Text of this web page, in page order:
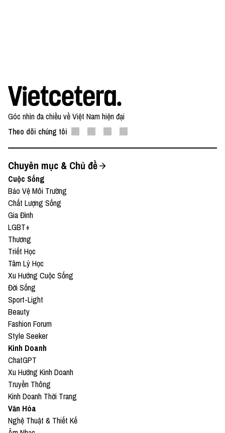
Góc nhìn đa chiều về Việt Nam hiện đại
Theo dõi chúng tôi
Chuyên mục & Chủ đề
Cuộc Sống
Bảo Vệ Môi Trường
Chất Lượng Sống
Gia Đình
LGBT+
Thương
Triết Học
Tâm Lý Học
Xu Hướng Cuộc Sống
Đời Sống
Sport-Light
Beauty
Fashion Forum
Style Seeker
Kinh Doanh
ChatGPT
Xu Hướng Kinh Doanh
Truyền Thông
Kinh Doanh Thời Trang
Văn Hóa
Nghệ Thuật & Thiết Kế